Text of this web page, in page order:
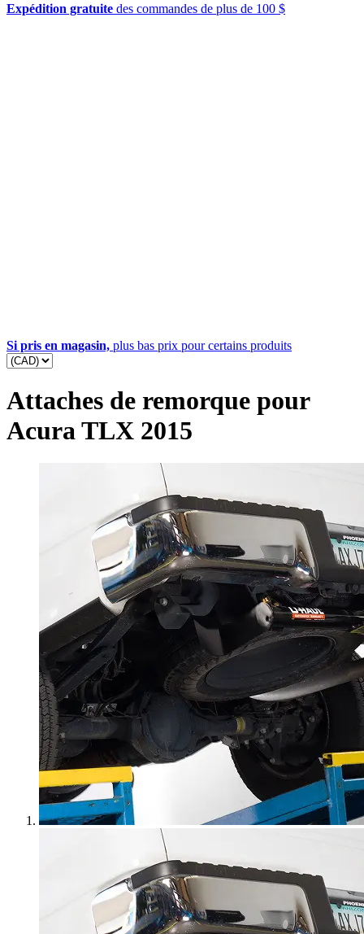
Expédition gratuite des commandes de plus de 100 $
Si pris en magasin, plus bas prix pour certains produits
Attaches de remorque pour
Acura TLX 2015